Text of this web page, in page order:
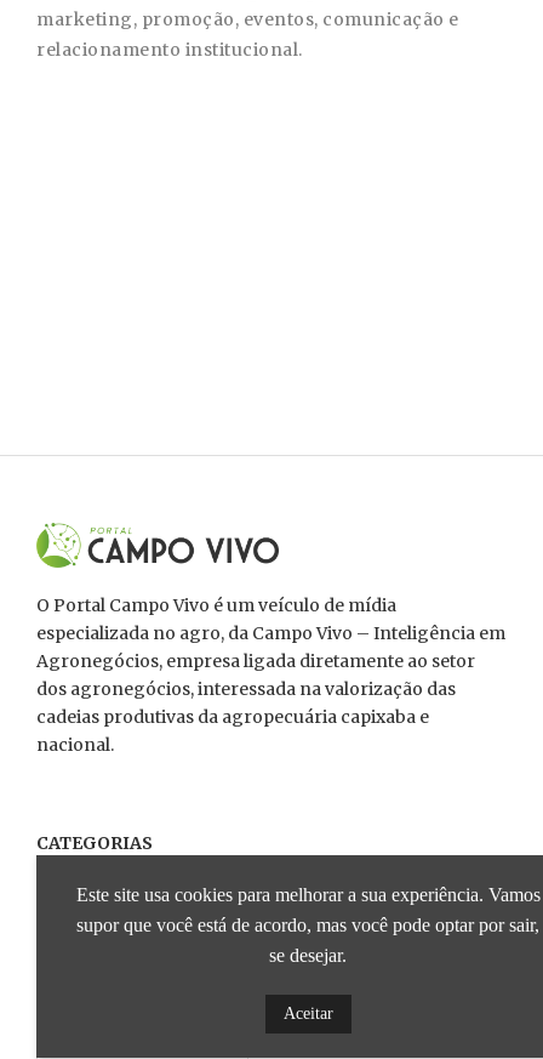
marketing, promoção, eventos, comunicação e
relacionamento institucional.
O Portal Campo Vivo é um veículo de mídia
especializada no agro, da Campo Vivo – Inteligência em
Agronegócios, empresa ligada diretamente ao setor
dos agronegócios, interessada na valorização das
cadeias produtivas da agropecuária capixaba e
nacional.
CATEGORIAS
TECNOLOGIA POLÍTICA RURAL PINHEIROS AGROSHOW
EVENTOS
Este site usa cookies para melhorar a sua experiência. Vamos
supor que você está de acordo, mas você pode optar por sair,
se desejar.
Aceitar